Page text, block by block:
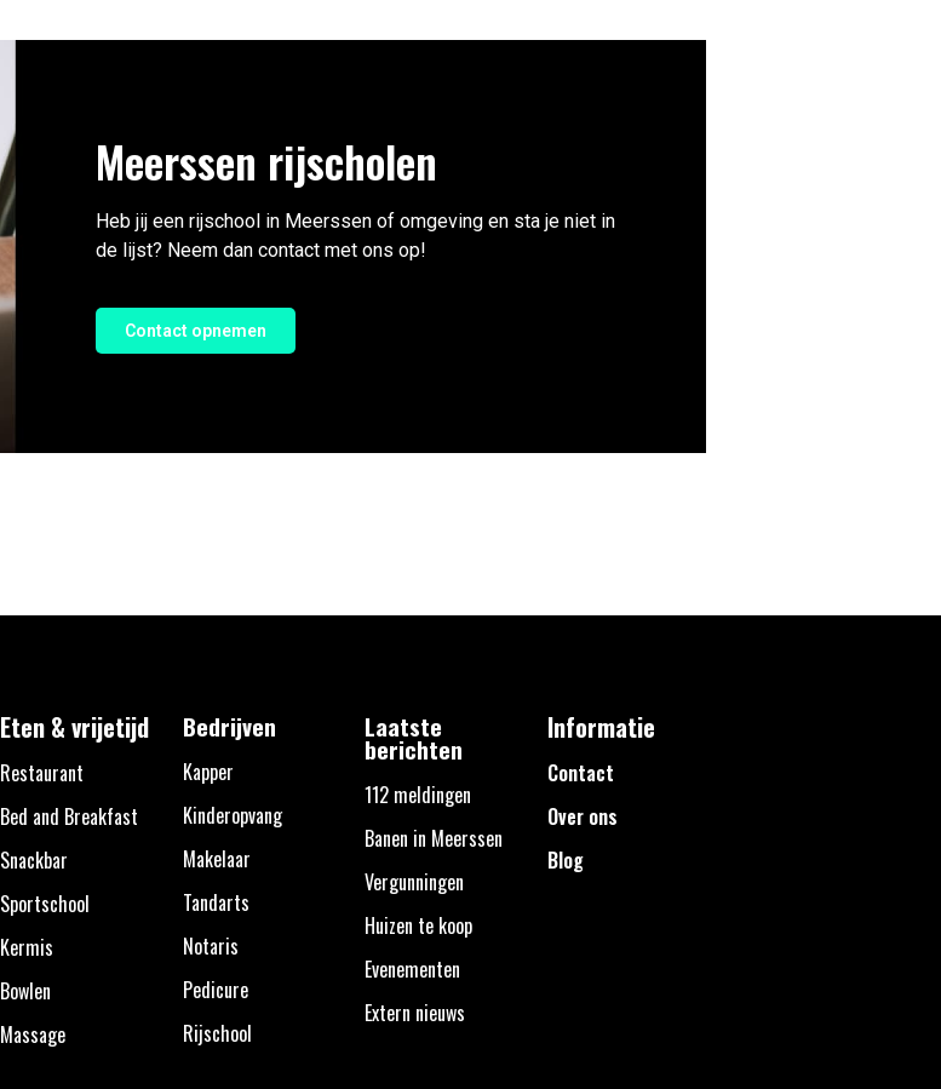
Meerssen rijscholen
Heb jij een rijschool in Meerssen of omgeving en sta je niet in
de lijst? Neem dan contact met ons op!
Contact opnemen
Eten & vrijetijd
Restaurant
Bed and Breakfast
Snackbar
Sportschool
Kermis
Bowlen
Massage
Bedrijven
Kapper
Kinderopvang
Makelaar
Tandarts
Notaris
Pedicure
Rijschool
Laatste
berichten
112 meldingen
Banen in Meerssen
Vergunningen
Huizen te koop
Evenementen
Extern nieuws
Informatie
Contact
Over ons
Blog